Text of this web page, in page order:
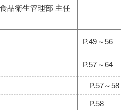
品衛生管理部 主任
P.49～56
P.57～64
P.57～58
P.58